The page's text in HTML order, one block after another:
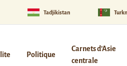
Tadjikistan
Politique
Carnets d’Asie
centrale